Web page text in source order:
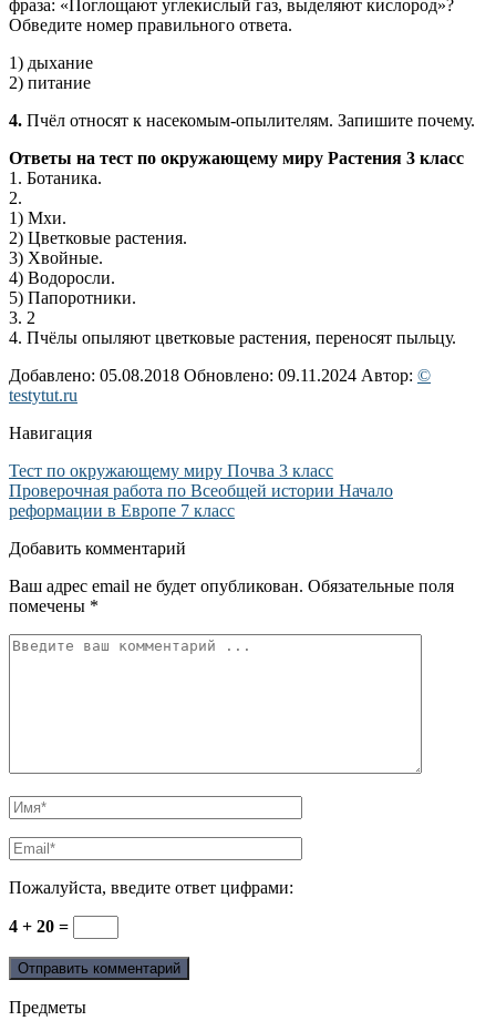
фраза: «Поглощают углекислый газ, выде­ляют кислород»?
Обведите номер правильного ответа.
1) дыхание
2) питание
4. Пчёл относят к насекомым-опылителям. Запишите почему.
Ответы на тест по окружающему миру Растения 3 класс
1. Ботаника.
2.
1) Мхи.
2) Цветковые растения.
3) Хвойные.
4) Во­доросли.
5) Папоротники.
3. 2
4. Пчёлы опыляют цветковые растения, переносят пыльцу.
Добавлено: 05.08.2018 Обновлено: 09.11.2024 Автор: ©
testytut.ru
Навигация
Тест по окружающему миру Почва 3 класс
Проверочная работа по Всеобщей истории Начало
реформации в Европе 7 класс
Добавить комментарий
Ваш адрес email не будет опубликован. Обязательные поля
помечены *
Пожалуйста, введите ответ цифрами:
4 + 20 =
Предметы